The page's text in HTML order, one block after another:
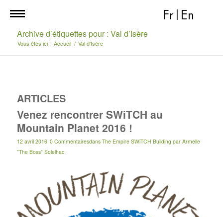
Fr En
Archive d’étiquettes pour : Val d’Isère
Vous êtes ici : Accueil / Val d'Isère
ARTICLES
Venez rencontrer SWiTCH au
Mountain Planet 2016 !
12 avril 2016 0 Commentairesdans The Empire SWiTCH Building par Armelle
"The Boss" Solelhac